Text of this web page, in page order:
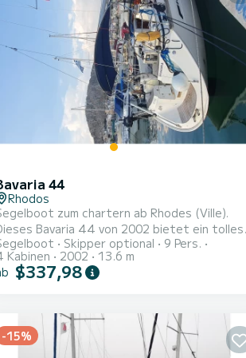
44
Rhodos
zum chartern ab Rhodes (Ville).
Bavaria 44 von 2002 bietet ein tolles
Leistung-Verhältnis für einen
oder mehrwöchigen Törn. Das
hat 4 Kabinen mit allem Komfort und eine
Begleiter sein, um einen
Urlaub auf dem Wasser in der
Skipper optional
9 Pers.
Kabinen
2002
13.6 m
$337,98
-15%